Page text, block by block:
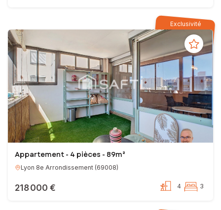
Exclusivité
Appartement - 4 pièces - 89m²
Lyon 8e Arrondissement (69008)
218 000 € 4 3